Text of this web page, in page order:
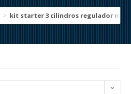
> kit starter 3 cilindros regulador